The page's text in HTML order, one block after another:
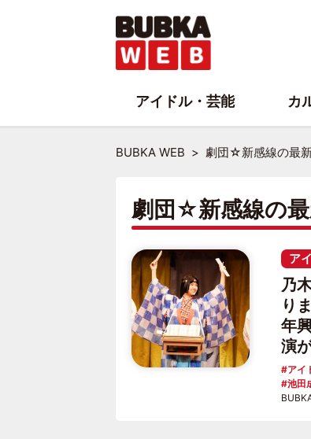
BUBKA WEB 劇団☆新感線の最
劇団☆新感線の
ア
乃
り
年
演
アイ
池田
アイドル・芸能 カ